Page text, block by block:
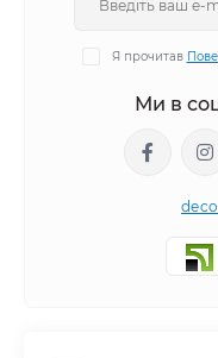
Я прочитав
Ми в